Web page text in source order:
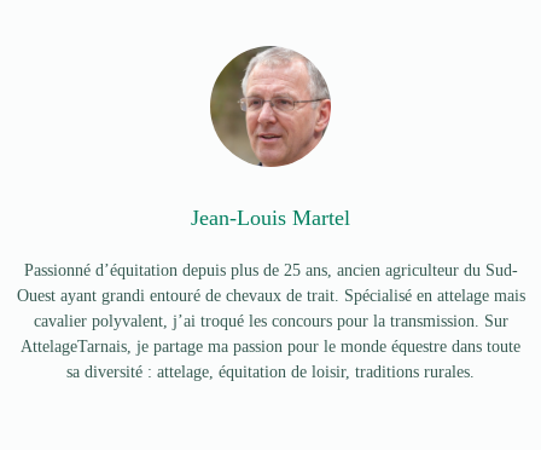
Jean-Louis Martel
Passionné d’équitation depuis plus de 25 ans, ancien agriculteur du Sud-
Ouest ayant grandi entouré de chevaux de trait. Spécialisé en attelage mais
cavalier polyvalent, j’ai troqué les concours pour la transmission. Sur
AttelageTarnais, je partage ma passion pour le monde équestre dans toute
sa diversité : attelage, équitation de loisir, traditions rurales.